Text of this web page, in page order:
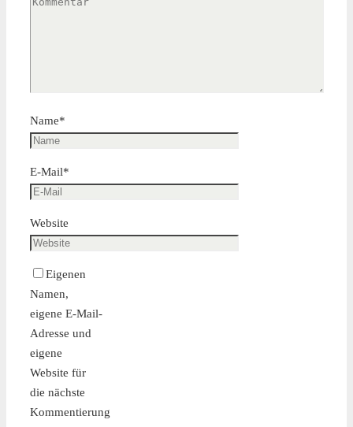
die
Schleusentore
Fertigstellung
der
Name*
E-Mail*
Website
Eigenen
Namen,
eigene E-Mail-
Adresse und
eigene
Website für
die nächste
Kommentierung